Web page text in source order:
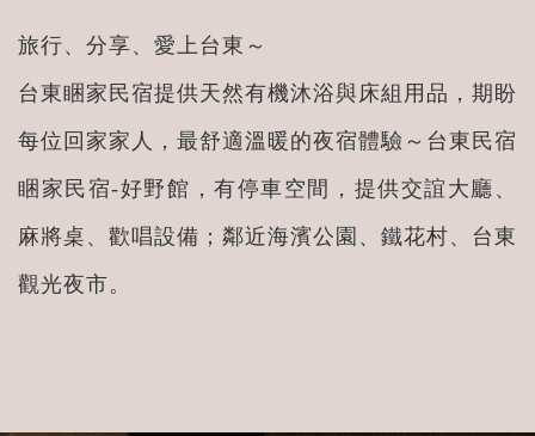
旅行、分享、愛上台東～
台東睏家民宿提供天然有機沐浴與床組用品，期盼
每位回家家人，最舒適溫暖的夜宿體驗～台東民宿
睏家民宿-好野館，有停車空間，提供交誼大廳、
麻將桌、歡唱設備；鄰近海濱公園、鐵花村、台東
觀光夜市。